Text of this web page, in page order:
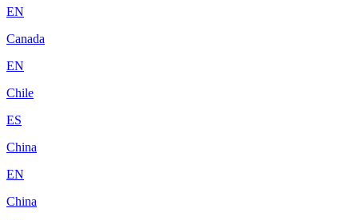
EN
Canada
EN
Chile
ES
China
EN
China